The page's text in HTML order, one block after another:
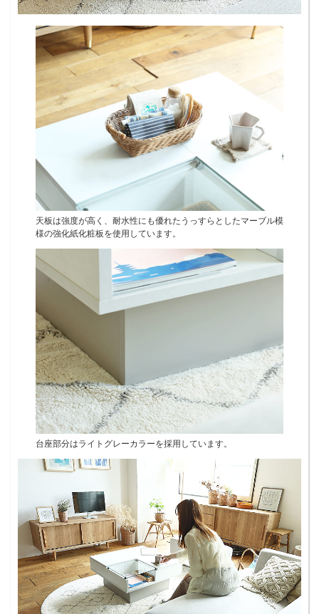
天板は強度が高く、耐水性にも優れたうっすらとしたマーブル模
様の強化紙化粧板を使用しています。
台座部分はライトグレーカラーを採用しています。